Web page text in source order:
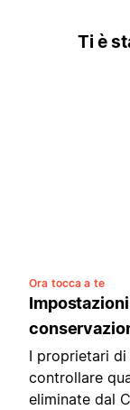
Ti è
Ora tocca a te
I proprietari
controllare
eliminate dal